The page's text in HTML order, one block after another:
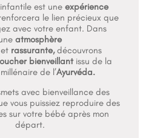
infantile est uneexpérience
le lien précieux que
avec votre enfant. Dans
atmosphère
et rassurante,découvrons
bienveillant issu de la
de l’Ayurvéda.
avec bienveillance des
vous puissiez reproduire des
sur votre bébé après mon
départ.